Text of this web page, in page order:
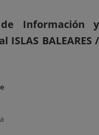
Información y
BALEARES /